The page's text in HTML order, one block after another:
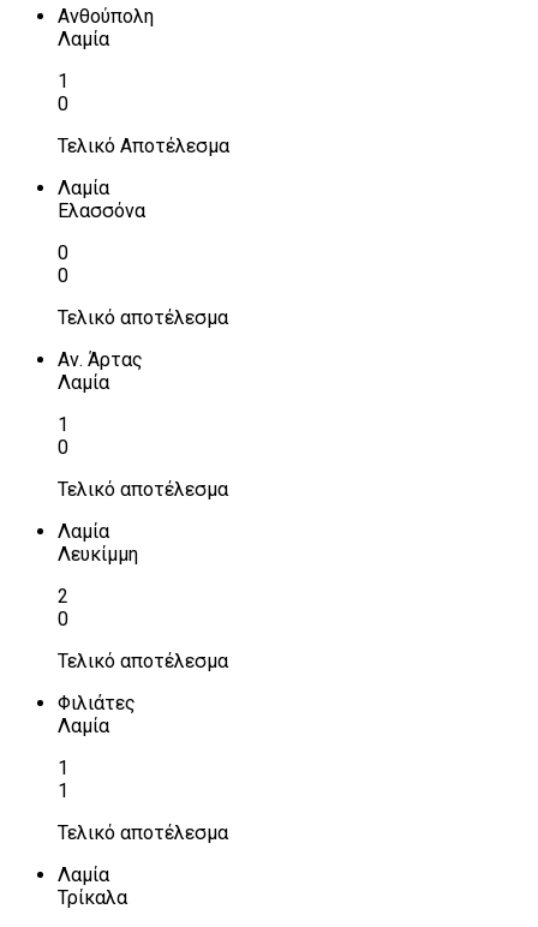
Ανθούπολη
Λαμία
1
0
Τελικό Αποτέλεσμα
Λαμία
Ελασσόνα
0
0
Τελικό αποτέλεσμα
Αν. Άρτας
Λαμία
1
0
Τελικό αποτέλεσμα
Λαμία
Λευκίμμη
2
0
Τελικό αποτέλεσμα
Φιλιάτες
Λαμία
1
1
Τελικό αποτέλεσμα
Λαμία
Τρίκαλα